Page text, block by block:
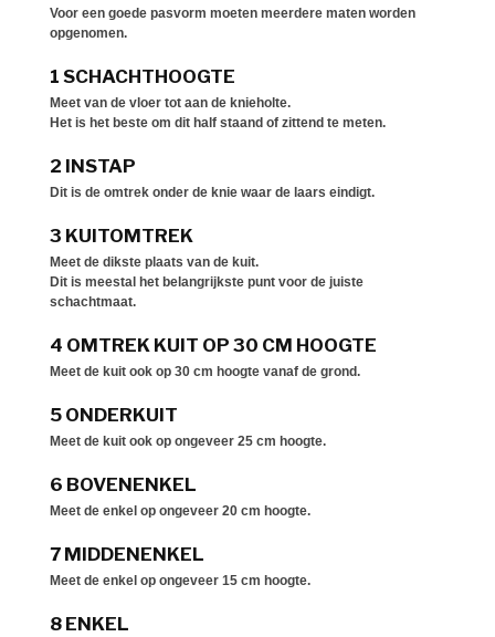
Voor een goede pasvorm moeten meerdere maten worden
opgenomen.
1 SCHACHTHOOGTE
Meet van de vloer tot aan de knieholte.
Het is het beste om dit half staand of zittend te meten.
2 INSTAP
Dit is de omtrek onder de knie waar de laars eindigt.
3 KUITOMTREK
Meet de dikste plaats van de kuit.
Dit is meestal het belangrijkste punt voor de juiste
schachtmaat.
4 OMTREK KUIT OP 30 CM HOOGTE
Meet de kuit ook op 30 cm hoogte vanaf de grond.
5 ONDERKUIT
Meet de kuit ook op ongeveer 25 cm hoogte.
6 BOVENENKEL
Meet de enkel op ongeveer 20 cm hoogte.
7 MIDDENENKEL
Meet de enkel op ongeveer 15 cm hoogte.
8 ENKEL